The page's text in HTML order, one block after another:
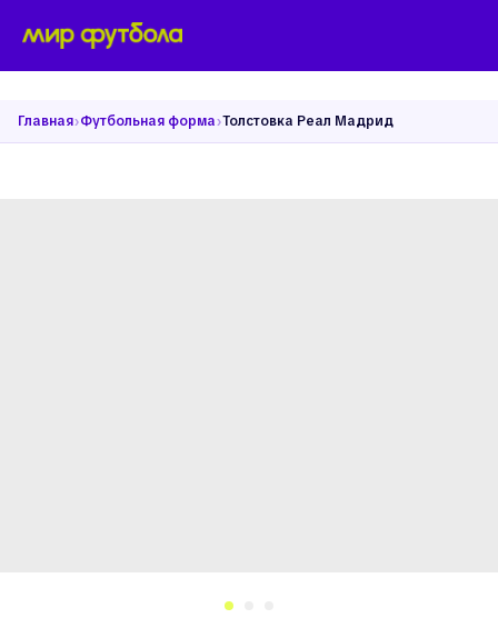
Главная›Футбольная форма›Толстовка Реал Мадрид